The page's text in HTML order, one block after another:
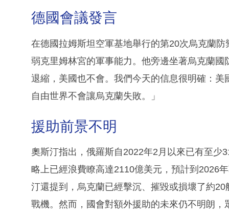
德國會議發言
在德國拉姆斯坦空軍基地舉行的第20次烏克蘭
弱克里姆林宮的軍事能力。他旁邊坐著烏克蘭
退縮，美國也不會。我們今天的信息很明確：
自由世界不會讓烏克蘭失敗。」
援助前景不明
奧斯汀指出，俄羅斯自2022年2月以來已有至少
略上已經浪費瞭高達2110億美元，預計到2026
汀還提到，烏克蘭已經擊沉、摧毀或損壞了約
戰機。然而，國會對額外援助的未來仍不明朗